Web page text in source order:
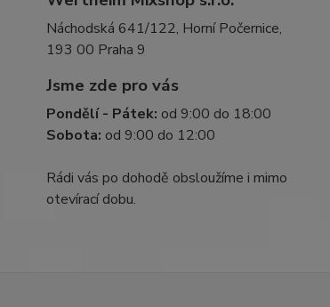
Náchodská 641/122, Horní Počernice,
193 00 Praha 9
Jsme zde pro vás
Pondělí - Pátek: od 9:00 do 18:00
Sobota: od 9:00 do 12:00
Rádi vás po dohodě obsloužíme i mimo
otevírací dobu.